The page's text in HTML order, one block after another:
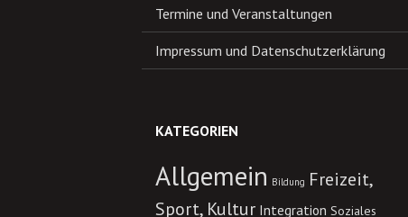
Termine und Veranstaltungen
Impressum und Datenschutzerklärung
KATEGORIEN
Allgemein Bildung Freizeit,
Sport, Kultur Integration Soziales